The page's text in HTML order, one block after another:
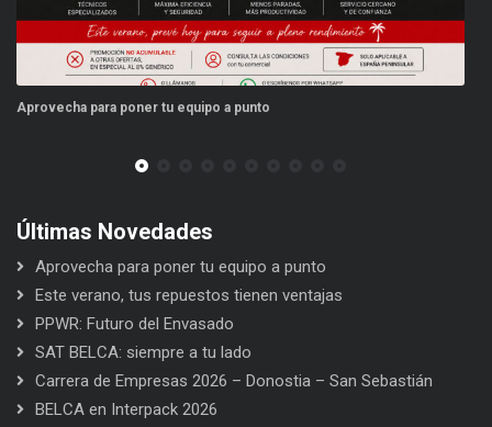
Aprovecha para poner tu equipo a punto
Últimas Novedades
Aprovecha para poner tu equipo a punto
Este verano, tus repuestos tienen ventajas
PPWR: Futuro del Envasado
SAT BELCA: siempre a tu lado
Carrera de Empresas 2026 – Donostia – San Sebastián
BELCA en Interpack 2026